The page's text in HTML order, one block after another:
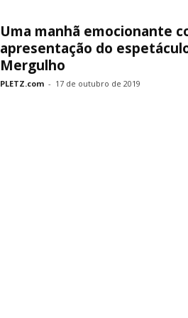
Uma manhã emocionante
apresentação do
Mergulho
PLETZ.com - 17 de outubro de 2019